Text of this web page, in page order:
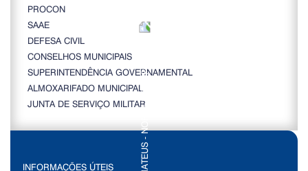
PROCON
SAAE
DEFESA CIVIL
CONSELHOS MUNICIPAIS
SUPERINTENDÊNCIA GOVERNAMENTAL
ALMOXARIFADO MUNICIPAL
JUNTA DE SERVIÇO MILITAR
INFORMAÇÕES ÚTEIS